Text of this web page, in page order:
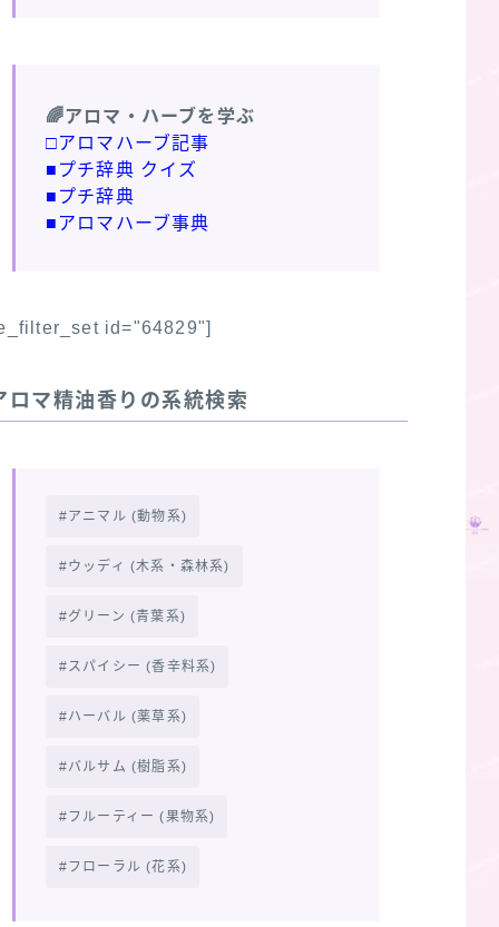
🌈アロマ・ハーブを学ぶ
□アロマハーブ記事
■プチ辞典 クイズ
■プチ辞典
■アロマハーブ事典
id="64829"]
ロマ精油香りの系統検索
アニマル (動物系)
ウッディ (木系・森林系)
グリーン (青葉系)
スパイシー (香辛料系)
ハーバル (薬草系)
バルサム (樹脂系)
フルーティー (果物系)
フローラル (花系)